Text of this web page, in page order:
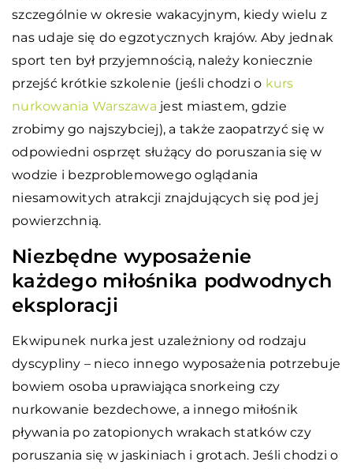
szczególnie w okresie wakacyjnym, kiedy wielu z
nas udaje się do egzotycznych krajów. Aby jednak
sport ten był przyjemnością, należy koniecznie
przejść krótkie szkolenie (jeśli chodzi o kurs
nurkowania Warszawa jest miastem, gdzie
zrobimy go najszybciej), a także zaopatrzyć się w
odpowiedni osprzęt służący do poruszania się w
wodzie i bezproblemowego oglądania
niesamowitych atrakcji znajdujących się pod jej
powierzchnią.
Niezbędne wyposażenie
każdego miłośnika podwodnych
eksploracji
Ekwipunek nurka jest uzależniony od rodzaju
dyscypliny – nieco innego wyposażenia potrzebuje
bowiem osoba uprawiająca snorkeing czy
nurkowanie bezdechowe, a innego miłośnik
pływania po zatopionych wrakach statków czy
poruszania się w jaskiniach i grotach. Jeśli chodzi o